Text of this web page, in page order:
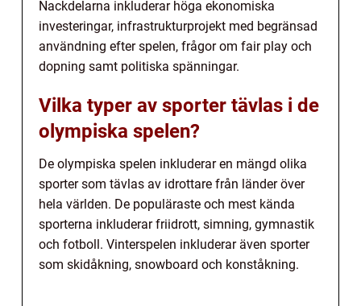
Nackdelarna inkluderar höga ekonomiska
investeringar, infrastrukturprojekt med begränsad
användning efter spelen, frågor om fair play och
dopning samt politiska spänningar.
Vilka typer av sporter tävlas i de
olympiska spelen?
De olympiska spelen inkluderar en mängd olika
sporter som tävlas av idrottare från länder över
hela världen. De populäraste och mest kända
sporterna inkluderar friidrott, simning, gymnastik
och fotboll. Vinterspelen inkluderar även sporter
som skidåkning, snowboard och konståkning.